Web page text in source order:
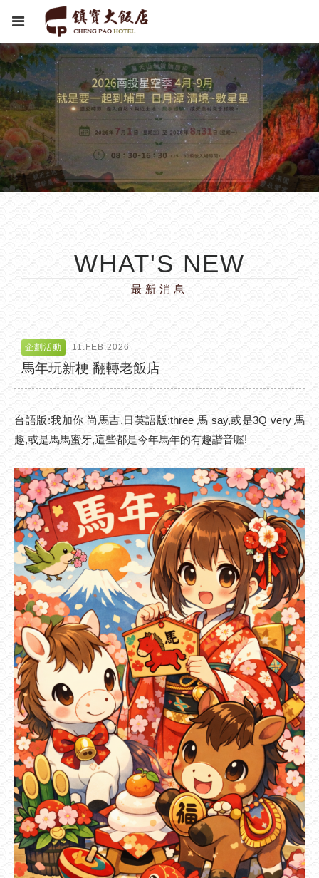
WHAT'S NEW
最新消息
企劃活動 11.FEB.2026
馬年玩新梗 翻轉老飯店
台語版:我加你 尚馬吉,日英語版:three 馬 say,或是3Q very 馬
趣,或是馬馬蜜牙,這些都是今年馬年的有趣諧音喔!